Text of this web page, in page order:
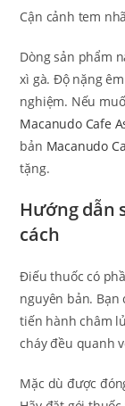
Cận cảnh tem
Dòng sản phẩm
xì gà. Độ nặng
nghiệm. Nếu
Macanudo Cafe
bản Macanudo
tặng.
Hướng dẫn
cách
Điếu thuốc có
nguyên bản.
tiến hành châm
cháy đều quanh
Mặc dù được